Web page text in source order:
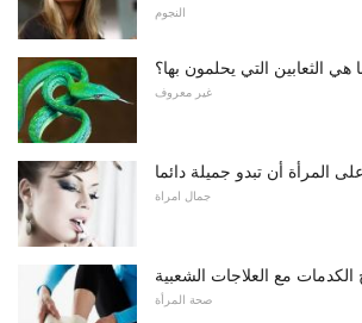
النجوم
هي الثعابين التي يحلمون بها؟
غير معروف
المرأة أن تبدو جميلة دائما
جمال امراة
الكدمات مع العلاجات الشعبية
صحة المرأة